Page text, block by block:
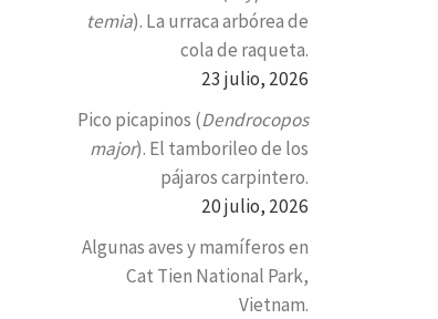
temia). La urraca arbórea de
cola de raqueta.
23 julio, 2026
Pico picapinos (Dendrocopos
major). El tamborileo de los
pájaros carpintero.
20 julio, 2026
Algunas aves y mamíferos en
Cat Tien National Park,
Vietnam.